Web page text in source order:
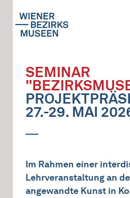
SEMINAR
27.-29. MAI
Im Rahmen einer
Lehrveranstaltung an
angewandte Kunst in